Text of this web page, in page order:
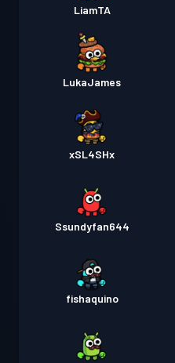
LiamTA
LukaJames
xSL4SHx
Ssundyfan644
fishaquino